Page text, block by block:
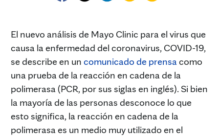
El nuevo análisis de Mayo Clinic para el virus que
causa la enfermedad del coronavirus, COVID-19,
se describe en un comunicado de prensa como
una prueba de la reacción en cadena de la
polimerasa (PCR, por sus siglas en inglés). Si bien
la mayoría de las personas desconoce lo que
esto significa, la reacción en cadena de la
polimerasa es un medio muy utilizado en el